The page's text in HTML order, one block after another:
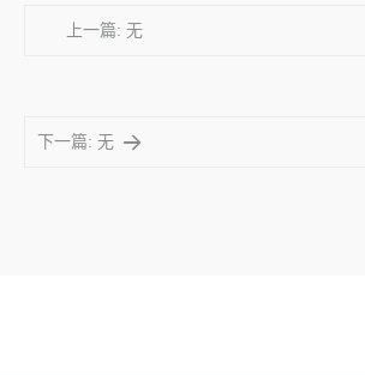
上一篇: 无
下一篇: 无